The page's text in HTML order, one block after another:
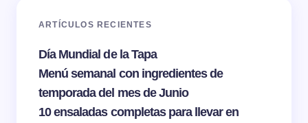
ARTÍCULOS RECIENTES
Día Mundial de la Tapa
Menú semanal con ingredientes de
temporada del mes de Junio
10 ensaladas completas para llevar en